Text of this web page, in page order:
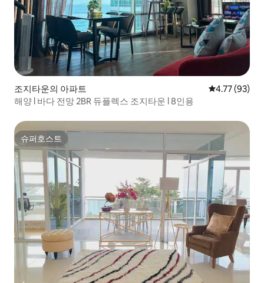
조지타운의 아파트 평점 4.77점
4.77 (93)
해양 l 바다 전망 2BR 듀플렉스 조지타운 l 8인용
슈퍼호스트
슈퍼호스트